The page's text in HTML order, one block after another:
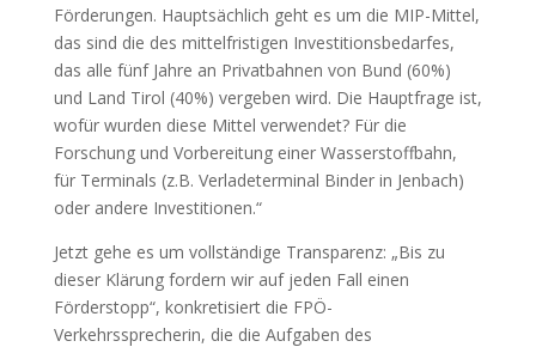
Förderungen. Hauptsächlich geht es um die MIP-Mittel,
das sind die des mittelfristigen Investitionsbedarfes,
das alle fünf Jahre an Privatbahnen von Bund (60%)
und Land Tirol (40%) vergeben wird. Die Hauptfrage ist,
wofür wurden diese Mittel verwendet? Für die
Forschung und Vorbereitung einer Wasserstoffbahn,
für Terminals (z.B. Verladeterminal Binder in Jenbach)
oder andere Investitionen.“
Jetzt gehe es um vollständige Transparenz: „Bis zu
dieser Klärung fordern wir auf jeden Fall einen
Förderstopp“, konkretisiert die FPÖ-
Verkehrssprecherin, die die Aufgaben des